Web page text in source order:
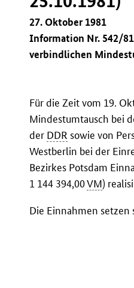
27. Oktober 1981
Information Nr. 542/
verbindlichen
Für die Zeit vom 19.
Mindestumtausch bei
der DDR sowie von
Westberlin bei der
Bezirkes Potsdam
1 144 394,00VM)
Die Einnahmen setzen